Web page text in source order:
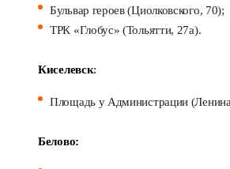
Бульвар героев (Циолковского, 70);
ТРК «Глобус» (Тольятти, 27а).
Киселевск:
Площадь у Администрации
Белово: